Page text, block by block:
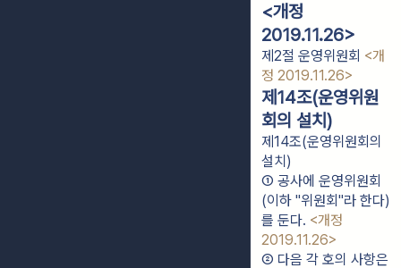
<개정
2019.11.26>
제2절 운영위원회 <개
정 2019.11.26>
제14조(운영위원
회의 설치)
제14조(운영위원회의
설치)
① 공사에 운영위원회
(이하 "위원회"라 한다)
를 둔다. <개정
2019.11.26>
② 다음 각 호의 사항은